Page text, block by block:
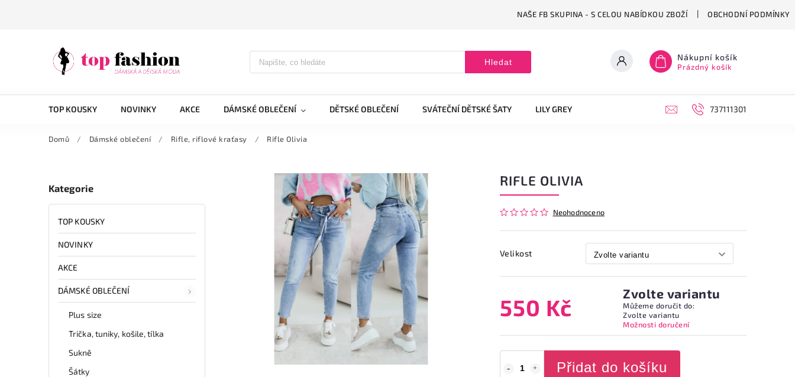
NAŠE FB SKUPINA - S CELOU NABÍDKOU ZBOŽÍ OBCHODNÍ PODMÍNKY
Hledat Nákupní košík
Prázdný košík
TOP KOUSKY NOVINKY AKCE DÁMSKÉ OBLEČENÍ DĚTSKÉ OBLEČENÍ SVÁTEČNÍ DĚTSKÉ ŠATY LILY GREY PONOŽKY KABELKY, BATOHY A
737111301
Domů / Dámské oblečení / Rifle, riflové kraťasy / Rifle Olivia
Kategorie
TOP KOUSKY
NOVINKY
AKCE
DÁMSKÉ OBLEČENÍ
Plus size
Trička, tuniky, košile, tílka
Sukně
Šátky
RIFLE OLIVIA
Neohodnoceno
Velikost
550 Kč
Zvolte variantu
Můžeme doručit do:
Zvolte variantu
Možnosti doručení
Přidat do košíku